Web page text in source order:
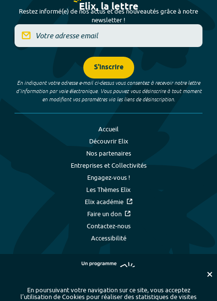
Elix, la lettre
Restez informé(e) de nos actus et des nouveautés grâce à notre
newsletter !
S'inscrire
En indiquant votre adresse e-mail ci-dessus vous consentez à recevoir notre lettre
d’information par voie électronique. Vous pouvez vous désinscrire à tout moment
en modifiant vos paramètres via les liens de désinscription.
Accueil
Découvrir Elix
Nos partenaires
Entreprises et Collectivités
Engagez-vous !
Les Thèmes Elix
Elix académie
Faire un don
Contactez-nous
Accessibilité
En poursuivant votre navigation sur ce site, vous acceptez
l’utilisation de Cookies pour réaliser des statistiques de visites